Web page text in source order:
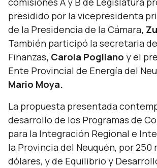
presidido por la vicepresidenta
de la Presidencia de la Cámara,
También participó la secretaria
Finanzas, Carola Pogliano y el
Ente Provincial de Energía del
Mario Moya.
La propuesta presentada
desarrollo de los Programas de
para la Integración Regional e
la Provincia del Neuquén, por 250
dólares, y de Equilibrio y